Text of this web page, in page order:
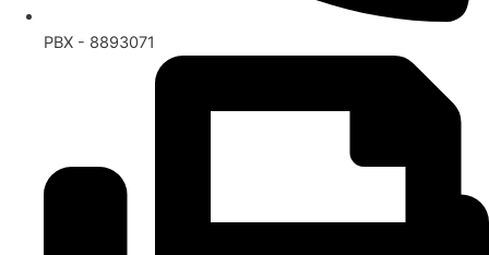
PBX - 8893071